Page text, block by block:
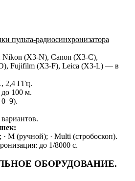
пульта‑радиосинхронизатора
(X3‑N), Canon (X3‑C),
Fujifilm (X3‑F), Leica (X3‑L) — в
2,4 ГГц.
100 м.
· M (ручной); · Multi (стробоскоп).
до 1/8000 с.
ОБОРУДОВАНИЕ.